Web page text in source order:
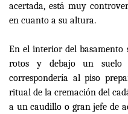
acertada, está muy
en cuanto a su altura.
En el interior del basamento
rotos y debajo un suelo
correspondería al piso
ritual de la cremación del
a un caudillo o gran jefe de